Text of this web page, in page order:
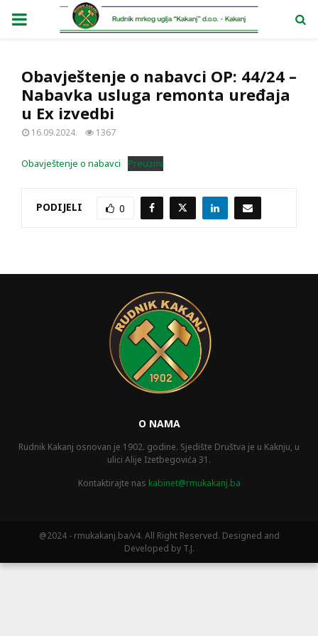
PRIMARY
Obavještenje o nabavci OP: 44/24 –
Nabavka usluga remonta uređaja
u Ex izvedbi
16.09.2024. 1367
Obavještenje o nabavci Preuzmi
PODIJELI 0
O NAMA
Rudnik Kakanj osnovan je 1902. godine. Sjedište Društva je u Kaknju, u
ulici Alije Izetbegovića 31.
Kontaktirajte nas kabinet@rmukakanj.ba
@2024 - rmukakanj.ba/v4. All Right Reserved. Designed and
Developed by T.J.